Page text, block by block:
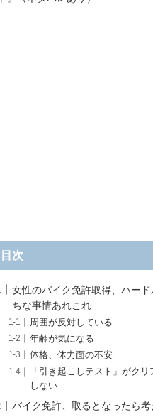
目次
女性のバイク免許取得、ハー
ちな事情あれこれ
周囲が反対している
年齢が気になる
体格、体力面の不安
「引き起こしテスト」がク
しない
バイク免許、取るとなったら考